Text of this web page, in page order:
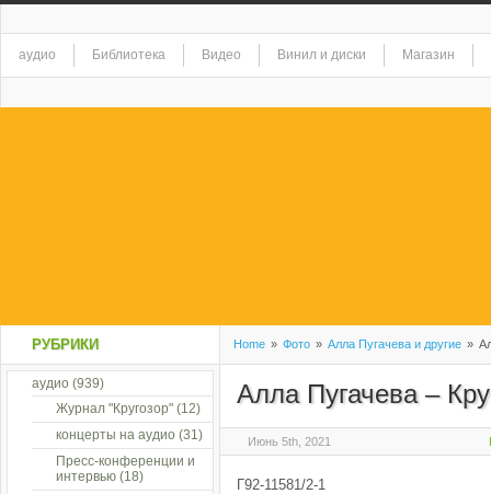
аудио Библиотека Видео Винил и диски Магазин
Home » Фото » Алла Пугачева и другие »
Алла Пугачева –
Июнь 5th, 2021
Г92-11581/2-1
РУБРИКИ
аудио (939)
Журнал "Кругозор" (12)
концерты на аудио (31)
Пресс-конференции и
интервью (18)